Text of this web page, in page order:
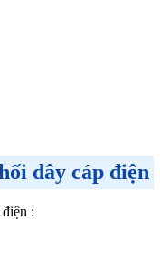
dây cáp điện
: